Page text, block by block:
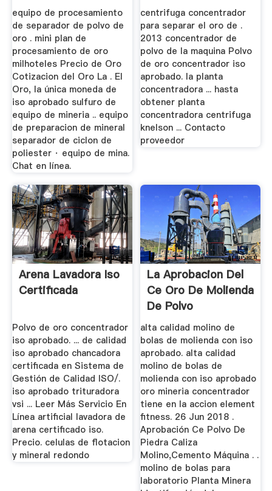
equipo de procesamiento
de separador de polvo de
oro . mini plan de
procesamiento de oro
milhoteles Precio de Oro
Cotizacion del Oro La . El
Oro, la única moneda de
iso aprobado sulfuro de
equipo de mineria .. equipo
de preparacion de mineral
separador de ciclon de
poliester · equipo de mina.
Chat en línea.
centrifuga concentrador
para separar el oro de .
2013 concentrador de
polvo de la maquina Polvo
de oro concentrador iso
aprobado. la planta
concentradora ... hasta
obtener planta
concentradora centrifuga
knelson ... Contacto
proveedor
Arena Lavadora Iso
Certificada
Polvo de oro concentrador
iso aprobado. ... de calidad
iso aprobado chancadora
certificada en Sistema de
Gestión de Calidad ISO/.
iso aprobado trituradora
vsi ... Leer Más Servicio En
Línea artificial lavadora de
arena certificado iso.
Precio. celulas de flotacion
y mineral redondo
La Aprobacion Del
Ce Oro De Molienda
De Polvo
alta calidad molino de
bolas de molienda con iso
aprobado. alta calidad
molino de bolas de
molienda con iso aprobado
oro mineria concentrador
tiene en la accion element
fitness. 26 Jun 2018 .
Aprobación Ce Polvo De
Piedra Caliza
Molino,Cemento Máquina . .
molino de bolas para
laboratorio Planta Minera